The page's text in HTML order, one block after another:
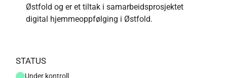
Østfold og er et tiltak i samarbeidsprosjektet
digital hjemmeoppfølging i Østfold.
STATUS
Under kontroll